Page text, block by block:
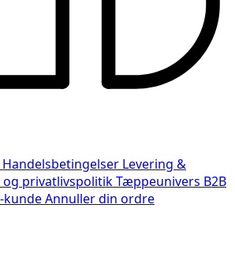
Handelsbetingelser Levering &
og privatlivspolitikTæppeunivers B2B
kundeAnnuller din ordre